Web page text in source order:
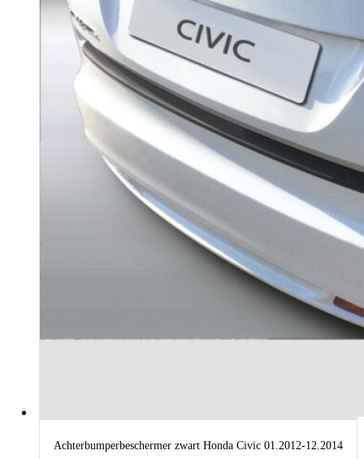
Achterbumperbeschermer zwart Honda Civic 01.2012-12.2014